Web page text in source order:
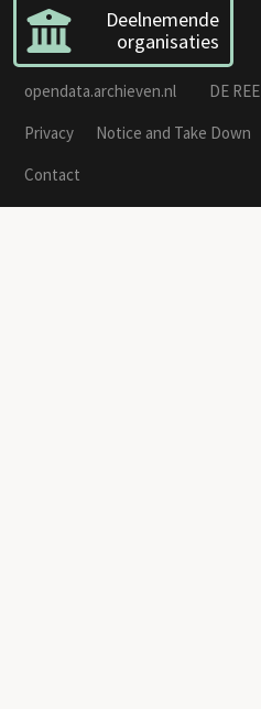
Deelnemende
organisaties
opendata.archieven.nl DE REE
Privacy
Notice and Take Down
Contact